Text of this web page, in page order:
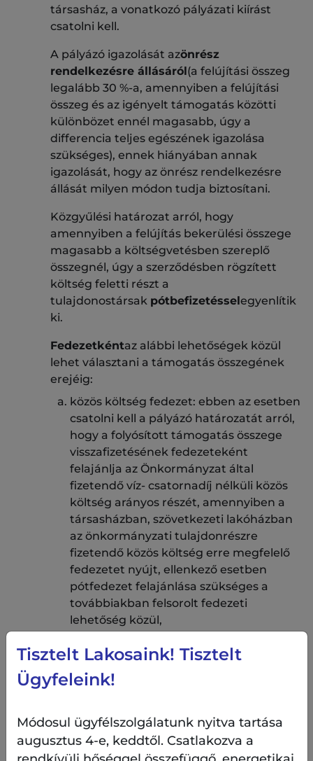
társasház, a vonatkozó pályázati kiírást
csatolni kell.
A pályázó igazolását azönrész
rendelkezésre állásáról(a felújítási összeg
legalább 30 %-a, amennyiben a felújítási
összeg és az igényelt támogatás közötti
különbözet ennél magasabb, úgy a
differencia teljes egészének igazolása
szükséges), ennek hiányában annak
igazolását, hogy az önrész rendelkezésre
állását milyen módon tudja biztosítani.
Közgyűlési határozat arról, hogy
amennyiben a felújítás bekerülési összege
magasabb a költségvetésben szereplő
összegnél, úgy a szerződésben rögzített
költség feletti részt a
tulajdonostársak pótbefizetésselegyenlítik
ki.
Fedezetkéntaz alábbi lehetőségek közül
lehet választani a támogatás összegének
erejéig:
közös költség fedezet: ebben az esetben
csatolni kell a pályázó határozatát arról,
hogy a folyósított támogatás összege
visszafizetésének fedezeteként
felajánlja az Önkormányzat által
fizetendő víz- csatornadíj nélküli közös
költség arányos részét, amennyiben a
társasházban, szövetkezeti lakóházban
az önkormányzati tulajdonrészre
fizetendő közös költség erre megfelelő
fedezetet nyújt, ellenkező esetben
pótfedezet felajánlása szükséges a
továbbiakban felsorolt fedezeti
lehetőség közül,
azonnali beszedési megbízás fedezet: a
támogatás havi törlesztőrészlete
legalább háromszorosának megfelelő
fedezet esetén csatolni kell a pályázó
erre vonatkozó határozatát,
Tisztelt Lakosaink! Tisztelt
Ügyfeleink!
Módosul ügyfélszolgálatunk nyitva tartása
augusztus 4-e, keddtől. Csatlakozva a